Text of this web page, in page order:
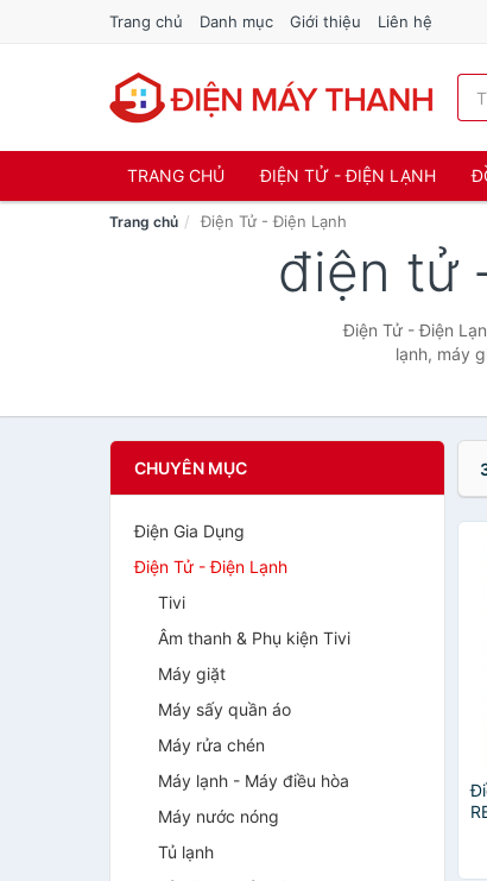
Trang chủ Danh mục Giới thiệu Liên hệ
TRANG CHỦ ĐIỆN TỬ - ĐIỆN LẠNH
Trang chủ Điện Tử - Điện Lạnh
điện tử
Điện Tử - Điện
lạnh, máy
CHUYÊN MỤC
Điện Gia Dụng
Điện Tử - Điện Lạnh
Tivi
Âm thanh & Phụ kiện Tivi
Máy giặt
Máy sấy quần áo
Máy rửa chén
Máy lạnh - Máy điều hòa
Máy nước nóng
Tủ lạnh